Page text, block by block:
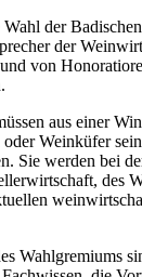
der
der
und von
aus einer
Weinküfer
Sie werden bei
des
Wahlgremiums